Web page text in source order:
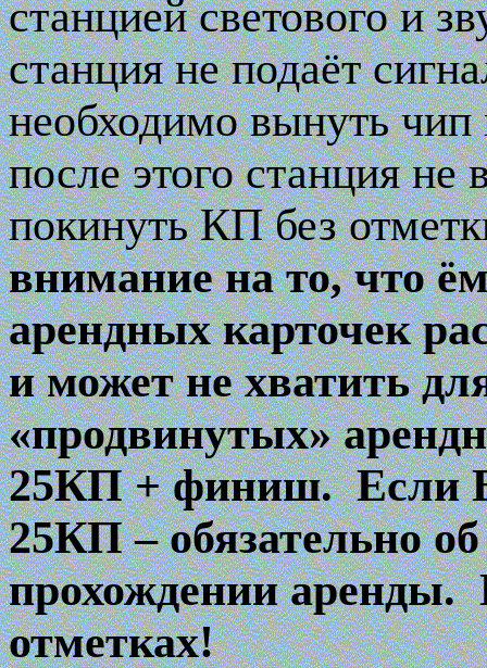
станцией светового и
станция не подаёт
необходимо вынуть чип
после этого станция не
покинуть КП без
внимание на то, что
арендных карточек
и может не хватить
«продвинутых»
25КП + финиш. Если
25КП – обязательно
прохождении аренды.
отметках!